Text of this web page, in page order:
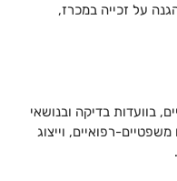
על זכייה במכרז,
בוועדות בדיקה ובנושאי
רפואיים, וייצוג